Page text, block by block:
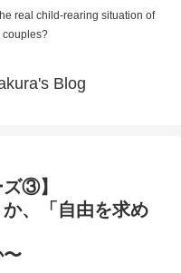
real child-rearing situation of
couples?
Blog
③】
か、「自由を求め
〜